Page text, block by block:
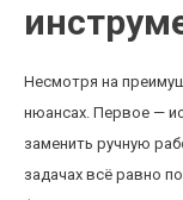
Несмотря на
нюансах. Первое —
заменить ручную
задачах всё равно